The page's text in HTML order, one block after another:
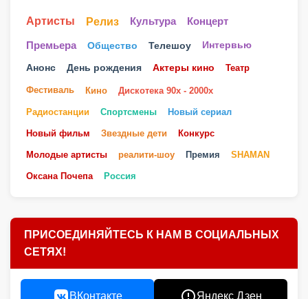
Артисты Релиз Культура Концерт
Премьера Общество Телешоу Интервью
Анонс День рождения Актеры кино Театр
Фестиваль Кино Дискотека 90х - 2000х
Радиостанции Спортсмены Новый сериал
Новый фильм Звездные дети Конкурс
Молодые артисты реалити-шоу Премия SHAMAN
Оксана Почепа Россия
ПРИСОЕДИНЯЙТЕСЬ К НАМ В СОЦИАЛЬНЫХ
СЕТЯХ!
ВКонтакте Яндекс Дзен